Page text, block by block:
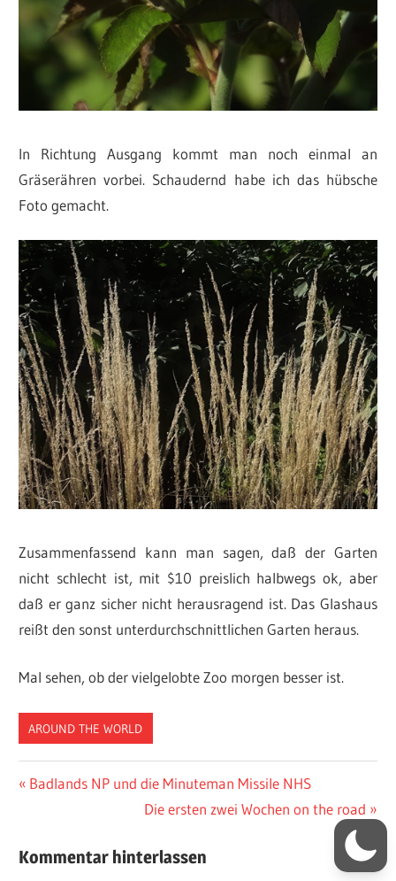
In Richtung Ausgang kommt man noch einmal an
Gräserähren vorbei. Schaudernd habe ich das hübsche
Foto gemacht.
Zusammenfassend kann man sagen, daß der Garten
nicht schlecht ist, mit $10 preislich halbwegs ok, aber
daß er ganz sicher nicht herausragend ist. Das Glashaus
reißt den sonst unterdurchschnittlichen Garten heraus.
Mal sehen, ob der vielgelobte Zoo morgen besser ist.
AROUND THE WORLD
Beitragsnavigation
Vorheriger
Badlands NP und die Minuteman Missile NHS
Nächster
Die ersten zwei Wochen on the road
Kommentar hinterlassen